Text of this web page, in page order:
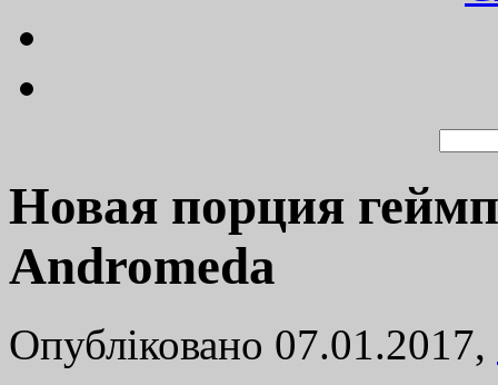
Новая порция
Andromeda
Опубліковано 07.01.2017,